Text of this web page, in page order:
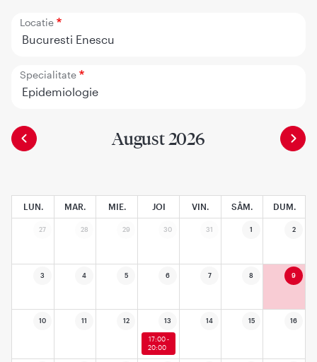
Locatie
Bucuresti Enescu
Specialitate
Epidemiologie
August 2026
LUN. MAR. MIE. JOI VIN. SÂM. DUM.
27 28 29 30 31 1 2
3 4 5 6 7 8 9
10 11 12 13 14 15 16
17:00 -
20:00